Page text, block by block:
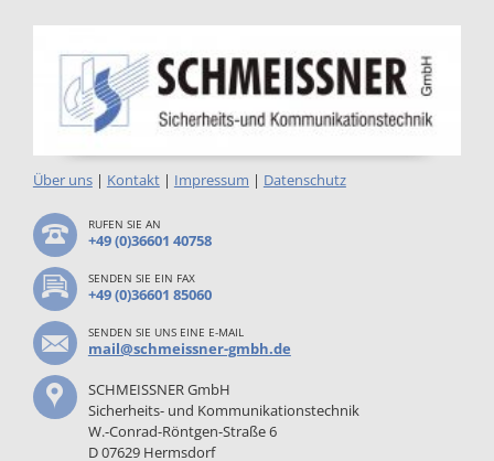
Über uns| Kontakt| Impressum | Datenschutz
RUFEN SIE AN
+49 (0)36601 40758
SENDEN SIE EIN FAX
+49 (0)36601 85060
SENDEN SIE UNS EINE E-MAIL
mail@schmeissner-gmbh.de
SCHMEISSNER GmbH
Sicherheits- und Kommunikationstechnik
W.-Conrad-Röntgen-Straße 6
D 07629 Hermsdorf